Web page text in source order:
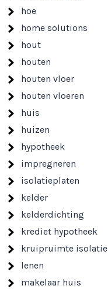
hoe
home solutions
hout
houten
houten vloer
houten vloeren
huis
huizen
hypotheek
impregneren
isolatieplaten
kelder
kelderdichting
krediet hypotheek
kruipruimte isolatie
lenen
makelaar huis